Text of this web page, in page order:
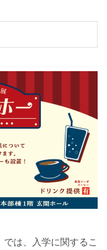
では、入学に関するこ